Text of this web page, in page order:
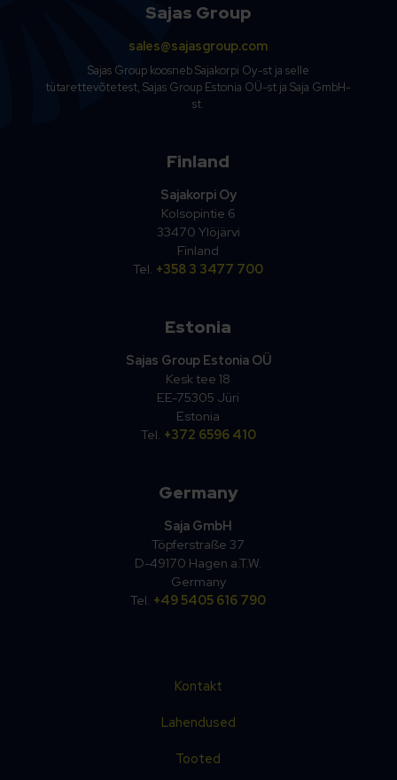
Sajas Group
sales@sajasgroup.com
Sajas Group koosneb Sajakorpi Oy-st ja selle
tütarettevõtetest, Sajas Group Estonia OÜ-st ja Saja GmbH-
st.
Finland
Sajakorpi Oy
Kolsopintie 6
33470 Ylöjärvi
Finland
Tel. +358 3 3477 700
Estonia
Sajas Group Estonia OÜ
Kesk tee 18
EE-75305 Jüri
Estonia
Tel. +372 6596 410
Germany
Saja GmbH
Töpferstraße 37
D-49170 Hagen a.T.W.
Germany
Tel. +49 5405 616 790
Kontakt
Lahendused
Tooted